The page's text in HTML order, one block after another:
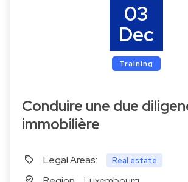
Conduire une due diligence
immobilière
Legal Areas: Real estate
03
Dec
Training